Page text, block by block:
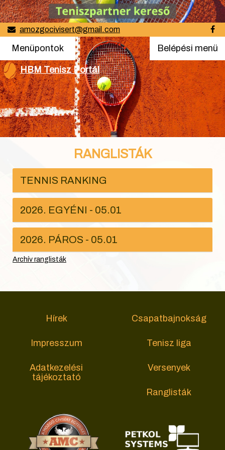
amozgocivisert@gmail.com
Menüpontok
Menüpontok
Belépési
menü
Belépési menü
HBM Tenisz Portál
RANGLISTÁK
TENNIS RANKING
2026. EGYÉNI - 05.01
2026. PÁROS - 05.01
Archív ranglisták
Hírek
Impresszum
Adatkezelési
tájékoztató
Csapatbajnokság
Tenisz liga
Versenyek
Ranglisták